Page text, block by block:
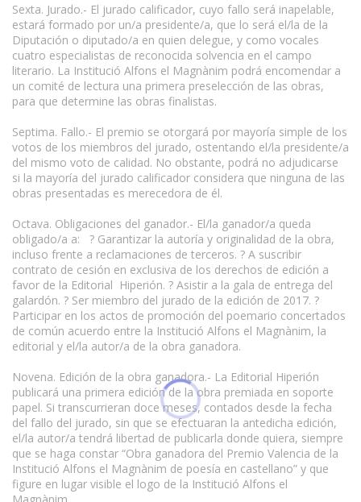
Sexta. Jurado.- El jurado calificador, cuyo fallo será inapelable,
estará formado por un/a presidente/a, que lo será el/la de la
Diputación o diputado/a en quien delegue, y como vocales
cuatro especialistas de reconocida solvencia en el campo
literario. La Institució Alfons el Magnànim podrá encomendar a
un comité de lectura una primera preselección de las obras,
para que determine las obras finalistas.
Septima. Fallo.- El premio se otorgará por mayoría simple de los
votos de los miembros del jurado, ostentando el/la presidente/a
del mismo voto de calidad. No obstante, podrá no adjudicarse
si la mayoría del jurado calificador considera que ninguna de las
obras presentadas es merecedora de él.
Octava. Obligaciones del ganador.- El/la ganador/a queda
obligado/a a: ? Garantizar la autoría y originalidad de la obra,
incluso frente a reclamaciones de terceros. ? A suscribir
contrato de cesión en exclusiva de los derechos de edición a
favor de la Editorial Hiperión. ? Asistir a la gala de entrega del
galardón. ? Ser miembro del jurado de la edición de 2017. ?
Participar en los actos de promoción del poemario concertados
de común acuerdo entre la Institució Alfons el Magnànim, la
editorial y el/la autor/a de la obra ganadora.
Novena. Edición de la obra ganadora.- La Editorial Hiperión
publicará una primera edición de la obra premiada en soporte
papel. Si transcurrieran doce meses, contados desde la fecha
del fallo del jurado, sin que se efectuaran la antedicha edición,
el/la autor/a tendrá libertad de publicarla donde quiera, siempre
que se haga constar “Obra ganadora del Premio Valencia de la
Institució Alfons el Magnànim de poesía en castellano” y que
figure en lugar visible el logo de la Institució Alfons el
Magnànim.